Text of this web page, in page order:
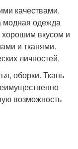
качествами.
модная одежда
хорошим вкусом и
и тканями.
личностей.
оборки. Ткань
возможность